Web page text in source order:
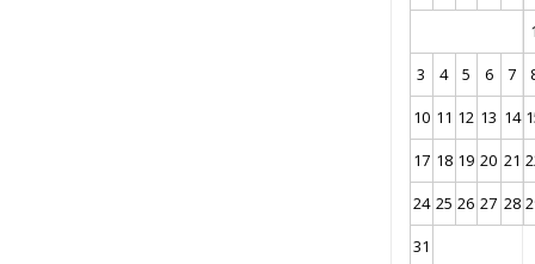
3
4 5 6 7
10 11 12 13 14
17 18 19 20 21
24 25 26 27 28
31